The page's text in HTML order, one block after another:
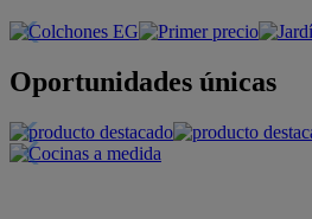
Oportunidades únicas